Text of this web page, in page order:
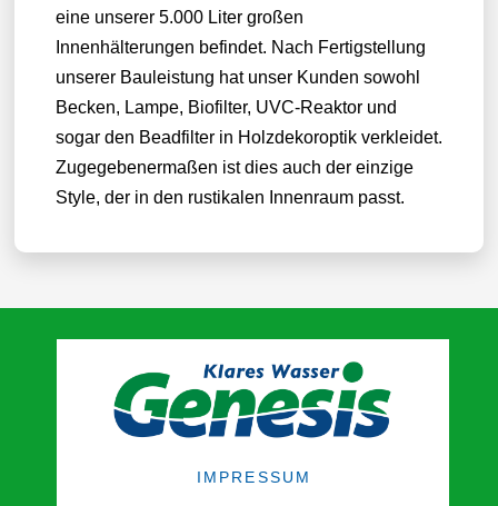
eine unserer 5.000 Liter großen
Innenhälterungen befindet. Nach Fertigstellung
unserer Bauleistung hat unser Kunden sowohl
Becken, Lampe, Biofilter, UVC-Reaktor und
sogar den Beadfilter in Holzdekoroptik verkleidet.
Zugegebenermaßen ist dies auch der einzige
Style, der in den rustikalen Innenraum passt.
IMPRESSUM